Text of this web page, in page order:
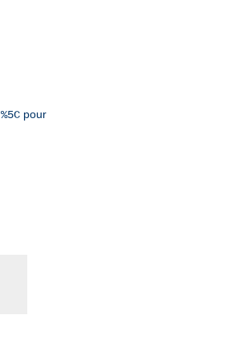
%5C pour